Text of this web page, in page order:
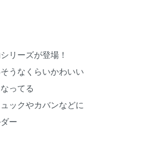
リーズが登場！
うなくらいかわいい
ってる
ックやカバンなどに
ー